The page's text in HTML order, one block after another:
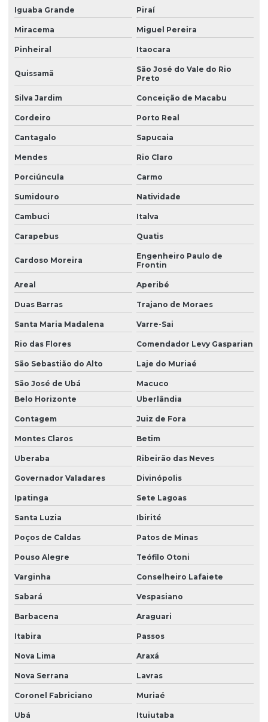
Iguaba Grande Piraí
Miracema Miguel Pereira
Pinheiral Itaocara
Quissamã
São José do Vale do Rio
Preto
Silva Jardim Conceição de Macabu
Cordeiro Porto Real
Cantagalo Sapucaia
Mendes Rio Claro
Porciúncula Carmo
Sumidouro Natividade
Cambuci Italva
Carapebus Quatis
Cardoso Moreira
Engenheiro Paulo de
Frontin
Areal Aperibé
Duas Barras Trajano de Moraes
Santa Maria Madalena Varre-Sai
Rio das Flores Comendador Levy Gasparian
São Sebastião do Alto Laje do Muriaé
São José de Ubá
Macuco
Belo Horizonte
Uberlândia
Contagem Juiz de Fora
Montes Claros Betim
Uberaba Ribeirão das Neves
Governador Valadares Divinópolis
Ipatinga Sete Lagoas
Santa Luzia Ibirité
Poços de Caldas Patos de Minas
Pouso Alegre Teófilo Otoni
Varginha Conselheiro Lafaiete
Sabará Vespasiano
Barbacena Araguari
Itabira Passos
Nova Lima Araxá
Nova Serrana Lavras
Coronel Fabriciano Muriaé
Ubá Ituiutaba